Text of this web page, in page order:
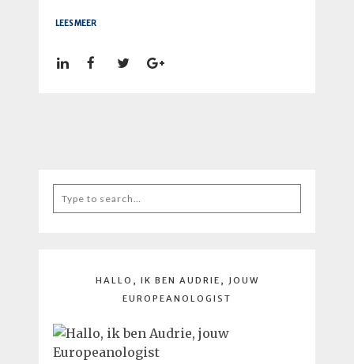
LEES MEER
Search
for:
HALLO, IK BEN AUDRIE, JOUW
EUROPEANOLOGIST